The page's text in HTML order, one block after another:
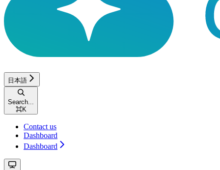
日本語
Search...
⌘K
Contact us
Dashboard
Dashboard